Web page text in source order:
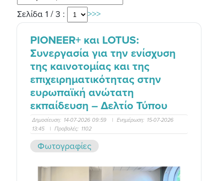
Σελίδα 1 / 3 : >>>
PIONEER+ και LOTUS:
Συνεργασία για την ενίσχυση
της καινοτομίας και της
επιχειρηματικότητας στην
ευρωπαϊκή ανώτατη
εκπαίδευση – Δελτίο Τύπου
Δημοσίευση: 14-07-2026 09:59 | Ενημέρωση: 15-07-2026
13:45
| Προβολές: 1102
Φωτογραφίες